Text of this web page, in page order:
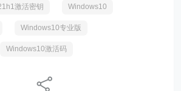
激活密钥 Windows10
Windows10专业版
Windows10激活码